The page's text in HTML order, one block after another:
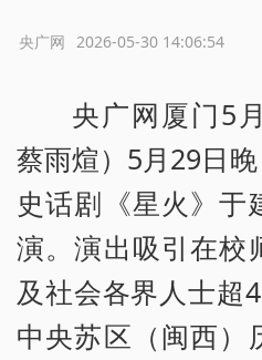
2026-05-30 14:06:54
央广网
央广网厦门5
蔡雨煊）5月29日
史话剧《星火》于
演。演出吸引在校
及社会各界人士超
中央苏区（闽西）